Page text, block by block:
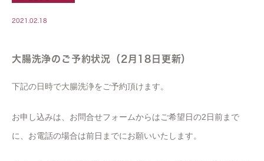
2021.02.18
大腸洗浄のご予約状況（2月18日更新）
下記の日時で大腸洗浄をご予約頂けます。
お申し込みは、お問合せフォームからはご希望日の2日前まで
に、お電話の場合は前日までにお願いいたします。